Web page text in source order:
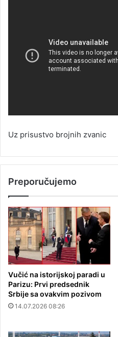
Uz prisustvo brojnih zvanic
Preporučujemo
Vučić na istorijskoj paradi u
Parizu: Prvi predsednik
Srbije sa ovakvim pozivom
14.07.2026 08:26